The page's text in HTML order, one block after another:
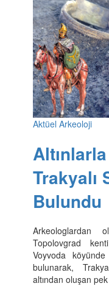
Aktüel Arkeoloji
Trakyalı
Bulundu
Arkeologlardan
Topolovgrad
Voyvoda
bulunarak,
altından oluşan